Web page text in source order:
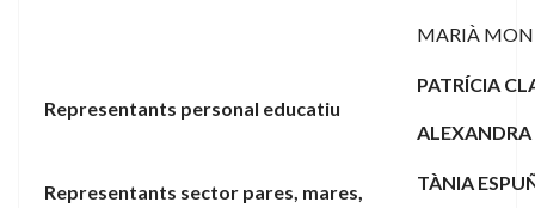
MARIÀ
Representants personal educatiu
PATRÍCIA
Representants sector pares, mares,
TÀNIA